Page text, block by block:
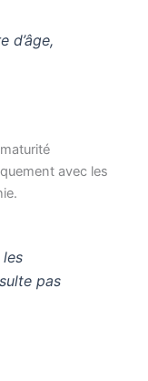
d’âge,
avec les
pas